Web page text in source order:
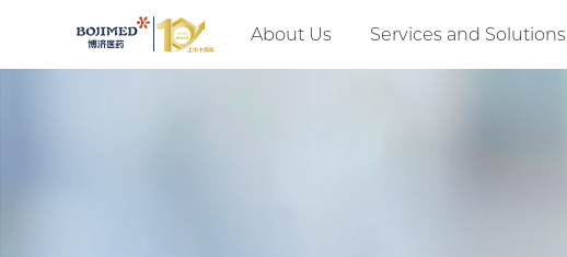
About Us Services and Solutions